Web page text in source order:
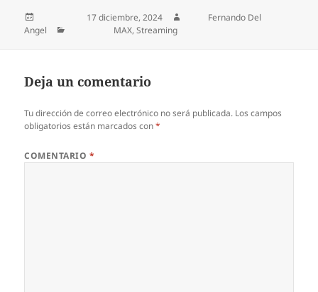
17 diciembre, 2024
Fernando Del
Angel
MAX,Streaming
Deja un comentario
Tu dirección de correo electrónico no será publicada. Los campos
obligatorios están marcados con*
COMENTARIO *